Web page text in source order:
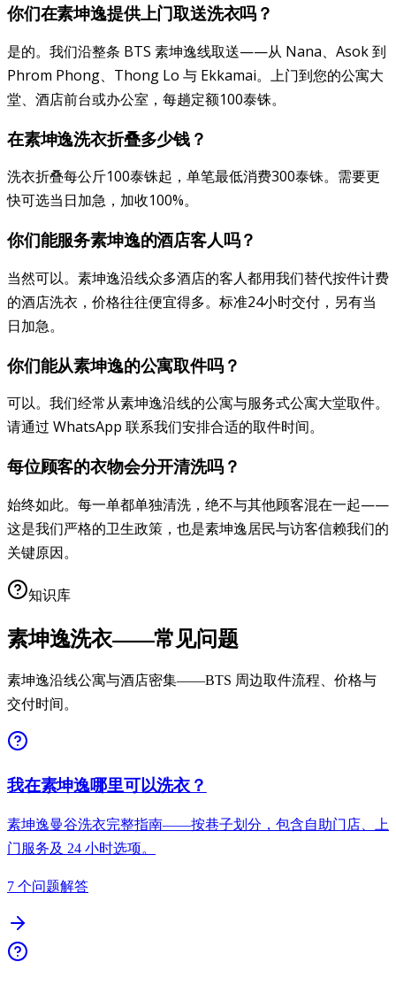
你们在素坤逸提供上门取送洗衣吗？
是的。我们沿整条 BTS 素坤逸线取送——从 Nana、Asok 到
Phrom Phong、Thong Lo 与 Ekkamai。上门到您的公寓大
堂、酒店前台或办公室，每趟定额100泰铢。
在素坤逸洗衣折叠多少钱？
洗衣折叠每公斤100泰铢起，单笔最低消费300泰铢。需要更
快可选当日加急，加收100%。
你们能服务素坤逸的酒店客人吗？
当然可以。素坤逸沿线众多酒店的客人都用我们替代按件计费
的酒店洗衣，价格往往便宜得多。标准24小时交付，另有当
日加急。
你们能从素坤逸的公寓取件吗？
可以。我们经常从素坤逸沿线的公寓与服务式公寓大堂取件。
请通过 WhatsApp 联系我们安排合适的取件时间。
每位顾客的衣物会分开清洗吗？
始终如此。每一单都单独清洗，绝不与其他顾客混在一起——
这是我们严格的卫生政策，也是素坤逸居民与访客信赖我们的
关键原因。
知识库
素坤逸洗衣——常见问题
素坤逸沿线公寓与酒店密集——BTS 周边取件流程、价格与
交付时间。
我在素坤逸哪里可以洗衣？
素坤逸曼谷洗衣完整指南——按巷子划分，包含自助门店、上
门服务及 24 小时选项。
7 个问题解答